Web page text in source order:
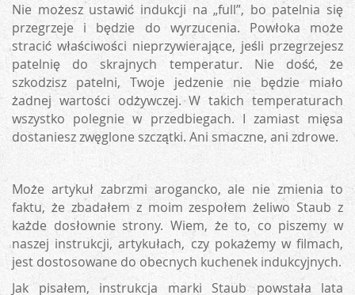
Nie możesz ustawić indukcji na „full”, bo patelnia się
przegrzeje i będzie do wyrzucenia. Powłoka może
stracić właściwości nieprzywierające, jeśli przegrzejesz
patelnię do skrajnych temperatur. Nie dość, że
szkodzisz patelni, Twoje jedzenie nie będzie miało
żadnej wartości odżywczej. W takich temperaturach
wszystko polegnie w przedbiegach. I zamiast mięsa
dostaniesz zwęglone szczątki. Ani smaczne, ani zdrowe.
Może artykuł zabrzmi arogancko, ale nie zmienia to
faktu, że zbadałem z moim zespołem żeliwo Staub z
każde dosłownie strony. Wiem, że to, co piszemy w
naszej instrukcji, artykułach, czy pokażemy w filmach,
jest dostosowane do obecnych kuchenek indukcyjnych.
Jak pisałem, instrukcja marki Staub powstała lata